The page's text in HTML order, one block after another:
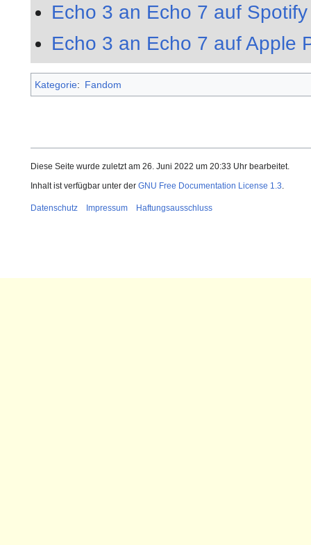
Echo 3 an Echo 7 auf Spotify
Echo 3 an Echo 7 auf Apple
Kategorie: Fandom
Diese Seite wurde zuletzt am 26. Juni 2022 um 20:33 Uhr bearbeitet.
Inhalt ist verfügbar unter der GNU Free Documentation License 1.3
Datenschutz Impressum Haftungsausschluss